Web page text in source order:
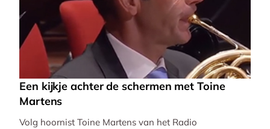
Een kijkje achter de schermen met Toine
Martens
Volg hoornist Toine Martens van het Radio